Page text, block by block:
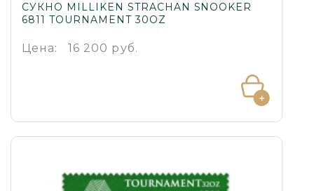
СУКНО MILLIKEN STRACHAN SNOOKER
6811 TOURNAMENT 30OZ
Цена: 16 200 руб.